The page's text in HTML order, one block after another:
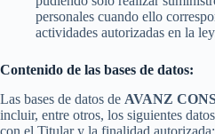
personales cuando ello
actividades autorizadas en la
Contenido de las bases de datos:
Las bases de datos de AVANZ
incluir, entre otros, los siguientes
con el Titular y la finalidad autorizada: